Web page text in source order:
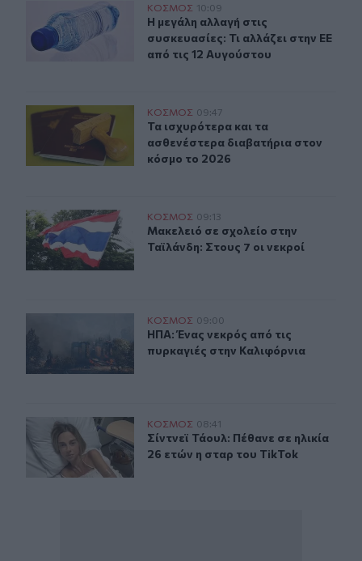
Η μεγάλη αλλαγή στις συσκευασίες: Τι αλλάζει στην ΕΕ
ΚΟΣΜΟΣ 10:09
Η μεγάλη αλλαγή στις
Η μεγάλη αλλαγή στις
συσκευασίες: Τι αλλάζει στην ΕΕ
από τις 12 Αυγούστου
Τα ισχυρότερα και τα ασθενέστερα διαβατήρια στον
ΚΟΣΜΟΣ 09:47
Τα ισχυρότερα και τα
Τα ισχυρότερα και τα
ασθενέστερα διαβατήρια στον
κόσμο το 2026
Μακελειό σε σχολείο στην Ταϊλάνδη: Στους 7 οι νεκροί
ΚΟΣΜΟΣ 09:13
Μακελειό σε σχολείο στην
Μακελειό σε σχολείο στην
Ταϊλάνδη: Στους 7 οι νεκροί
ΗΠΑ: Ένας νεκρός από τις πυρκαγιές στην Καλιφόρνια
ΚΟΣΜΟΣ 09:00
ΗΠΑ: Ένας νεκρός από τις
ΗΠΑ: Ένας νεκρός από τις
πυρκαγιές στην Καλιφόρνια
Σίντνεϊ Τάουλ: Πέθανε σε ηλικία 26 ετών η σταρ του
ΚΟΣΜΟΣ 08:41
Σίντνεϊ Τάουλ: Πέθανε σε ηλικία
Σίντνεϊ Τάουλ: Πέθανε σε ηλικία
26 ετών η σταρ του TikTok